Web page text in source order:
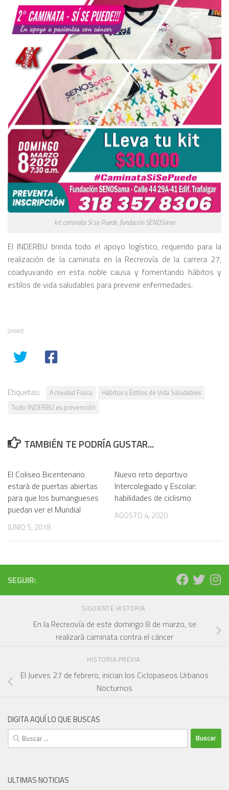
kit caminata Sí se Puede, fundación SENOSama
El INDERBU brinda todo el apoyo logístico, requerido para la
realización de la caminata en la Recreovía de la carrera 27,
coadyuvando en esta noble causa y fomentando hábitos y
estilos de vida saludables para prevenir enfermedades.
SHARE
Etiquetas: Actividad Fisica
Hábitos y Estilos de Vida Saludables
Todo INDERBU es prevención
TAMBIÉN TE PODRÍA GUSTAR...
El Coliseo Bicentenario
estará de puertas abiertas
para que los bumangueses
puedan ver el Mundial
JUNIO 5, 2018
Nuevo reto deportivo
Intercolegiado y Escolar:
habilidades de ciclismo
AGOSTO 4, 2020
SEGUIR:
SIGUIENTE HISTORIA
En la Recreovía de este domingo 8 de marzo, se
realizará caminata contra el cáncer
HISTORIA PREVIA
El Jueves 27 de febrero, inician los Ciclopaseos Urbanos
Nocturnos
DIGITA AQUÍ LO QUE BUSCAS
Buscar:
ULTIMAS NOTICIAS